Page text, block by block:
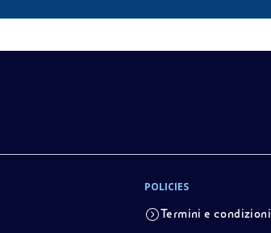
POLICIES
Termini e condizioni